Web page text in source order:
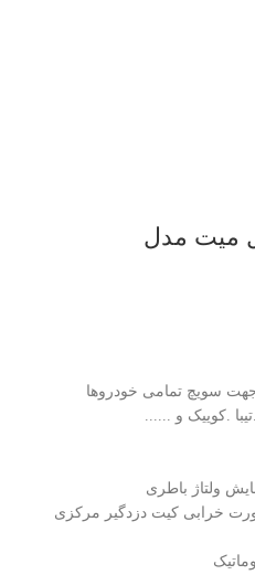
میت مدل
سویچ تمامی خودروها
ولتاژ باطری
خرابی کیت دزدگیر مرکزی